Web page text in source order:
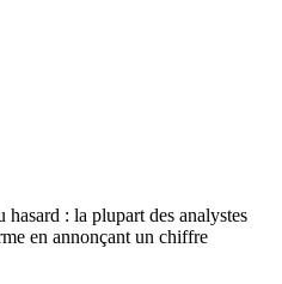
: la plupart des analystes
en annonçant un chiffre